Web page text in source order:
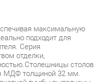
Серия
отделки,
столов
толщиной 32 мм.
тумбы выполнены
элементы, в том числе
16 мм.